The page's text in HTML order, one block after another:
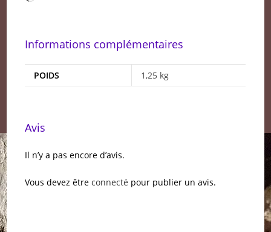
Informations complémentaires
POIDS 1,25 kg
Avis
Il n’y a pas encore d’avis.
Vous devez êtreconnecté pour publier un avis.